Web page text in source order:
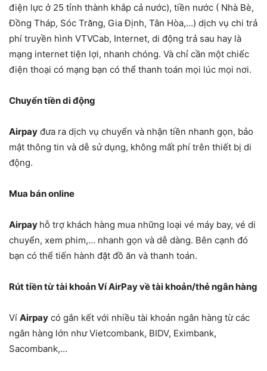
điện lực ở 25 tỉnh thành khắp cả nước), tiền nước ( Nhà Bè,
Đồng Tháp, Sóc Trăng, Gia Định, Tân Hòa,…) dịch vụ chi trả
phí truyền hình VTVCab, Internet, di động trả sau hay là
mạng internet tiện lợi, nhanh chóng. Và chỉ cần một chiếc
điện thoại có mạng bạn có thể thanh toán mọi lúc mọi nơi.
Chuyển tiền di động
Airpay đưa ra dịch vụ chuyển và nhận tiền nhanh gọn, bảo
mật thông tin và dễ sử dụng, không mất phí trên thiết bị di
động.
Mua bán online
Airpay hỗ trợ khách hàng mua những loại vé máy bay, vé di
chuyển, xem phim,… nhanh gọn và dễ dàng. Bên cạnh đó
bạn có thể tiến hành đặt đồ ăn và thanh toán.
Rút tiền từ tài khoản Ví AirPay về tài khoản/thẻ ngân hàng
Ví Airpay có gắn kết với nhiều tài khoản ngân hàng từ các
ngân hàng lớn như Vietcombank, BIDV, Eximbank,
Sacombank,…